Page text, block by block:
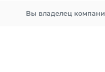
Вы владелец